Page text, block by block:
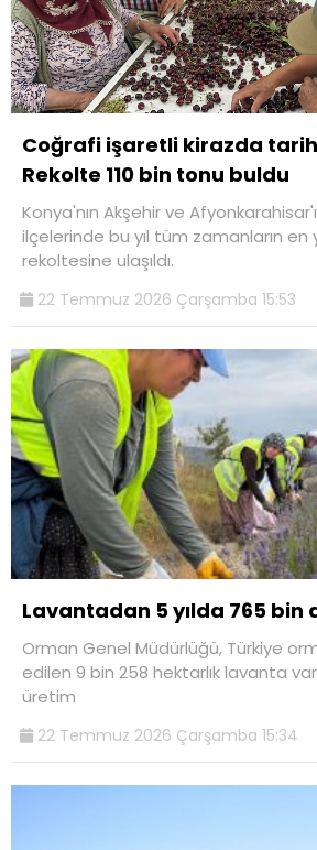
Coğrafi işaretli kirazda
Rekolte 110 bin tonu buldu
Konya'nın Akşehir ve
ilçelerinde bu yıl tüm zamanların en
rekoltesine ulaşıldı.
22 Temmuz 2026 Çarşamba 15:53
Lavantadan 5 yılda 765 bin
Orman Genel Müdürlüğü, Türkiye
edilen 9 bin 258 hektarlık lavanta
üretim
22 Temmuz 2026 Çarşamba 15:34